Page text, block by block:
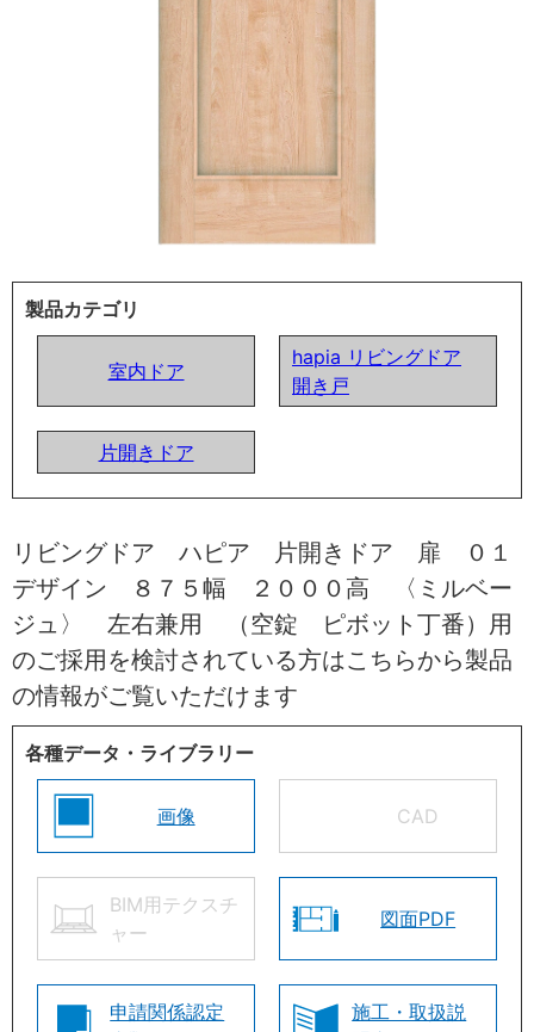
製品カテゴリ
室内ドア
hapia リビングドア
開き戸
片開きドア
リビングドア ハピア 片開きドア 扉 ０１
デザイン ８７５幅 ２０００高 〈ミルベー
ジュ〉 左右兼用 （空錠 ピボット丁番）用
のご採用を検討されている方はこちらから製品
の情報がご覧いただけます
各種データ・ライブラリー
画像 CAD
BIM用テクスチ
ャー
図面PDF
申請関係認定
施工・取扱説